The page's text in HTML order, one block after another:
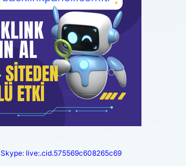
Skype: live:.cid.575569c608265c69